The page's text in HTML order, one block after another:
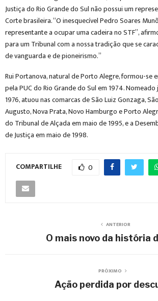
Justiça do Rio Grande do Sul não possui um
Corte brasileira. “O inesquecível Pedro Soares
representante a ocupar uma cadeira no STF”,
para um Tribunal com a nossa tradição que se
de vanguarda e de pioneirismo.”
Rui Portanova, natural de Porto Alegre, formou-se
pela PUC do Rio Grande do Sul em 1974.
1976, atuou nas comarcas de São Luiz Gonzaga,
Augusto, Nova Prata, Novo Hamburgo e Porto
do Tribunal de Alçada em maio de 1995, e a
de Justiça em maio de 1998.
COMPARTILHE 0
ANTERIOR
O mais novo da história
PRÓXIMO
Ação perdida por